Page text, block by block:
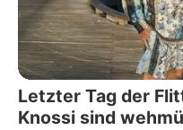
Letzter Tag der
Knossi sind